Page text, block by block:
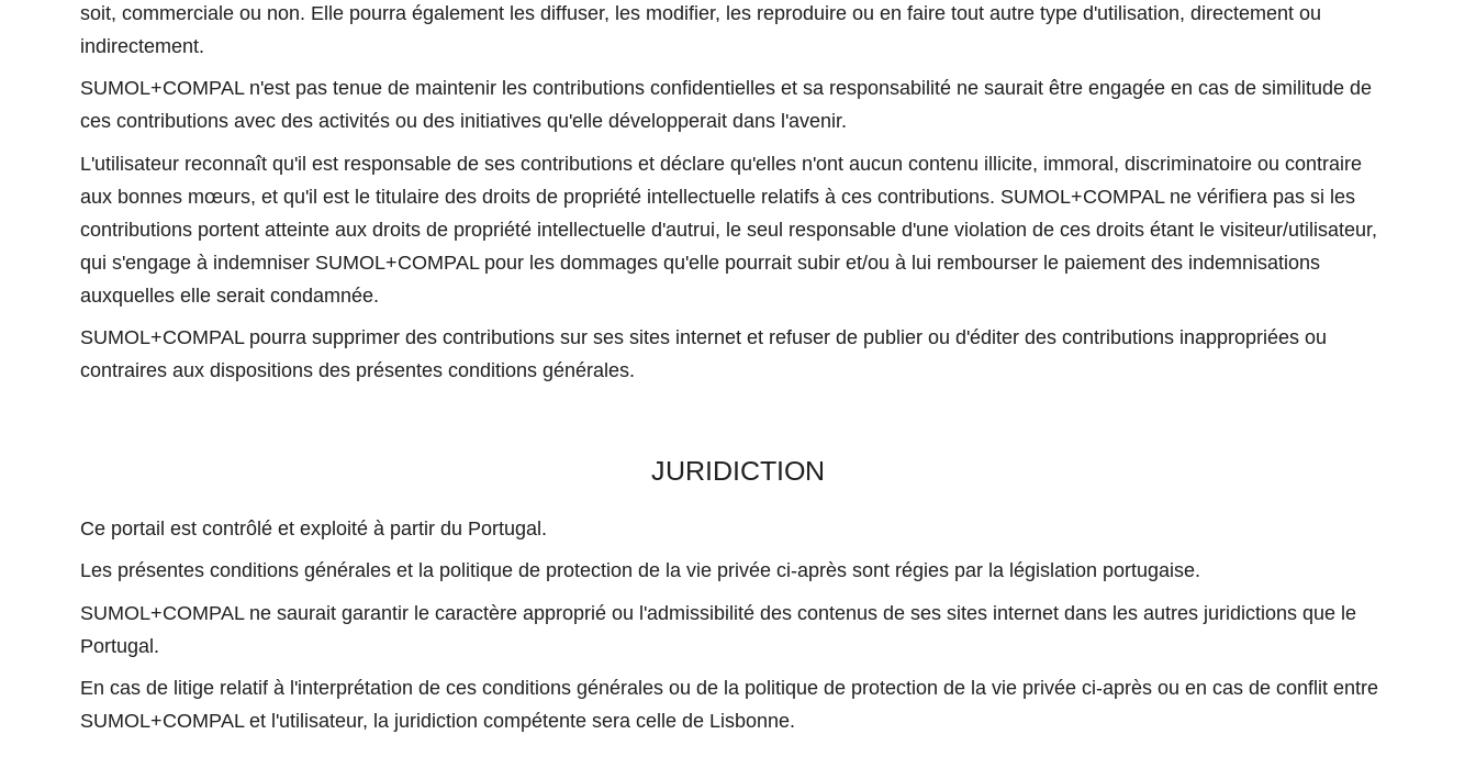
soit, commerciale ou non. Elle pourra également les diffuser, les modifier, les reproduire ou en faire tout autre type d'utilisation, directement ou
indirectement.
SUMOL+COMPAL n'est pas tenue de maintenir les contributions confidentielles et sa responsabilité ne saurait être engagée en cas de similitude de
ces contributions avec des activités ou des initiatives qu'elle développerait dans l'avenir.
L'utilisateur reconnaît qu'il est responsable de ses contributions et déclare qu'elles n'ont aucun contenu illicite, immoral, discriminatoire ou contraire
aux bonnes mœurs, et qu'il est le titulaire des droits de propriété intellectuelle relatifs à ces contributions. SUMOL+COMPAL ne vérifiera pas si les
contributions portent atteinte aux droits de propriété intellectuelle d'autrui, le seul responsable d'une violation de ces droits étant le visiteur/utilisateur,
qui s'engage à indemniser SUMOL+COMPAL pour les dommages qu'elle pourrait subir et/ou à lui rembourser le paiement des indemnisations
auxquelles elle serait condamnée.
SUMOL+COMPAL pourra supprimer des contributions sur ses sites internet et refuser de publier ou d'éditer des contributions inappropriées ou
contraires aux dispositions des présentes conditions générales.
JURIDICTION
Ce portail est contrôlé et exploité à partir du Portugal.
Les présentes conditions générales et la politique de protection de la vie privée ci-après sont régies par la législation portugaise.
SUMOL+COMPAL ne saurait garantir le caractère approprié ou l'admissibilité des contenus de ses sites internet dans les autres juridictions que le
Portugal.
En cas de litige relatif à l'interprétation de ces conditions générales ou de la politique de protection de la vie privée ci-après ou en cas de conflit entre
SUMOL+COMPAL et l'utilisateur, la juridiction compétente sera celle de Lisbonne.